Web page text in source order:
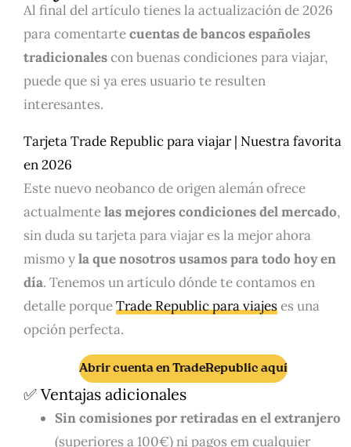
Al final del artículo tienes la actualización de 2026
para comentartecuentas de bancos españoles
tradicionalescon buenas condiciones para viajar,
puede que si ya eres usuario te resulten
interesantes.
Tarjeta Trade Republic para viajar | Nuestra favorita
en 2026
Este nuevo neobanco de origen alemán ofrece
actualmentelas mejores condiciones del mercado,
sin duda su tarjeta para viajar es la mejor ahora
mismo yla que nosotros usamos para todo hoy en
día. Tenemos un artículo dónde te contamos en
detalle porqueTrade Republic para viajeses una
opción perfecta.
Abrir cuenta en TradeRepublic aquí
✅ Ventajas adicionales
Sin comisiones por retiradas en el extranjero
(superiores a 100€) ni pagos em cualquier